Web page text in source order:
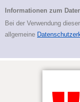
Erweiterte
Informationen zum
Bei der Verwendung
allgemeine